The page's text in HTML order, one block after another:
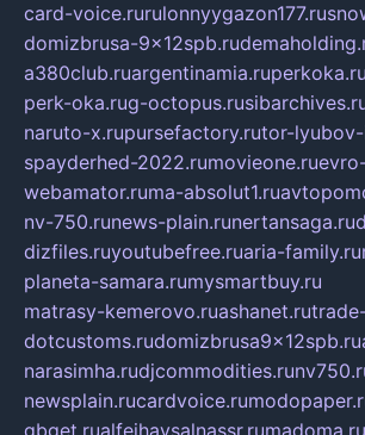
card-voice.rurulonnyygazon177.ru
domizbrusa-9x12spb.ru
a380club.ruargentinamia.ruperkoka.ru
perk-oka.rug-octopus.ru
naruto-x.rupursefactory.rutor-
spayderhed-2022.rumovieone.ru
webamator.ruma-absolut1.ru
nv-750.runews-plain.runertansaga.ru
dizfiles.ruyoutubefree.ruaria-family.ru
planeta-samara.rumysmartbuy.ru
matrasy-kemerovo.ruashanet.ru
dotcustoms.rudomizbrusa9x12spb.ru
narasimha.rudjcommodities.ru
newsplain.rucardvoice.ru